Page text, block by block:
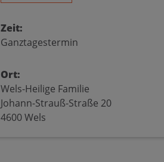
Zeit:
Ganztagestermin
Ort:
Wels-Heilige Familie
Johann-Strauß-Straße 20
4600 Wels